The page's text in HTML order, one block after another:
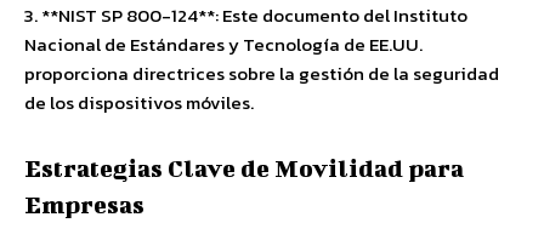
3. **NIST SP 800-124**: Este documento del Instituto
Nacional de Estándares y Tecnología de EE.UU.
proporciona directrices sobre la gestión de la seguridad
de los dispositivos móviles.
Estrategias Clave de Movilidad para
Empresas